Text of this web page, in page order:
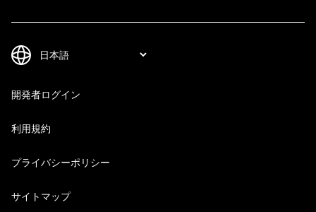
開発者ログイン
利用規約
プライバシーポリシー
サイトマップ